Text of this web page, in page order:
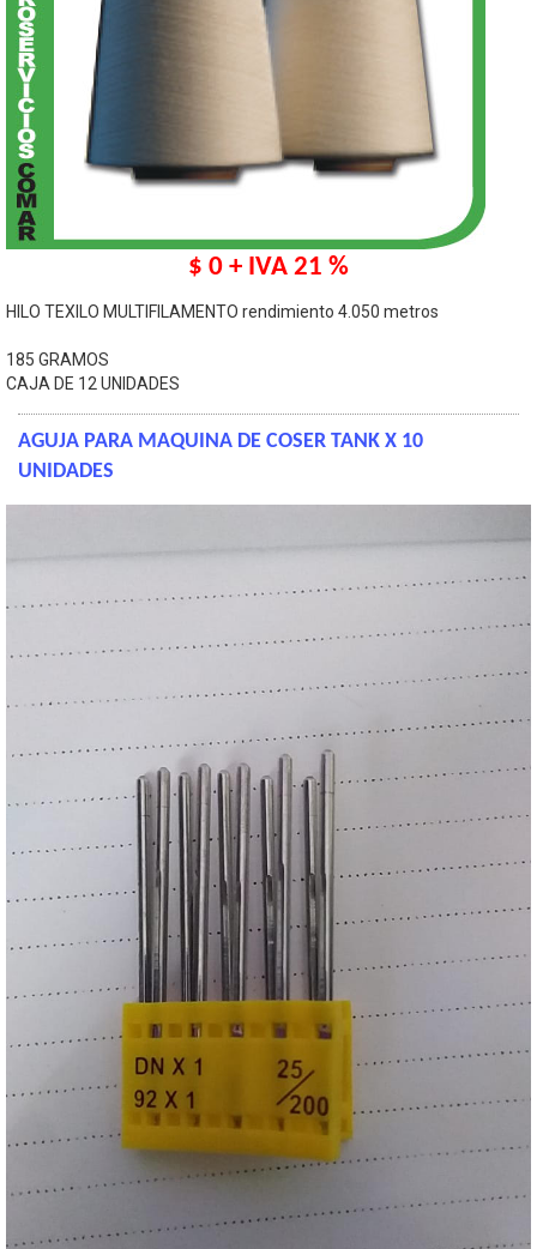
$ 0 + IVA 21 %
HILO TEXILO MULTIFILAMENTO rendimiento 4.050 metros
185 GRAMOS
CAJA DE 12 UNIDADES
AGUJA PARA MAQUINA DE COSER TANK X 10
UNIDADES